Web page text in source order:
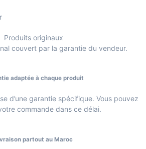
Produits originaux
couvert par la garantie du vendeur.
adaptée à chaque produit
d’une garantie spécifique. Vous pouvez
commande dans ce délai.
partout au Maroc